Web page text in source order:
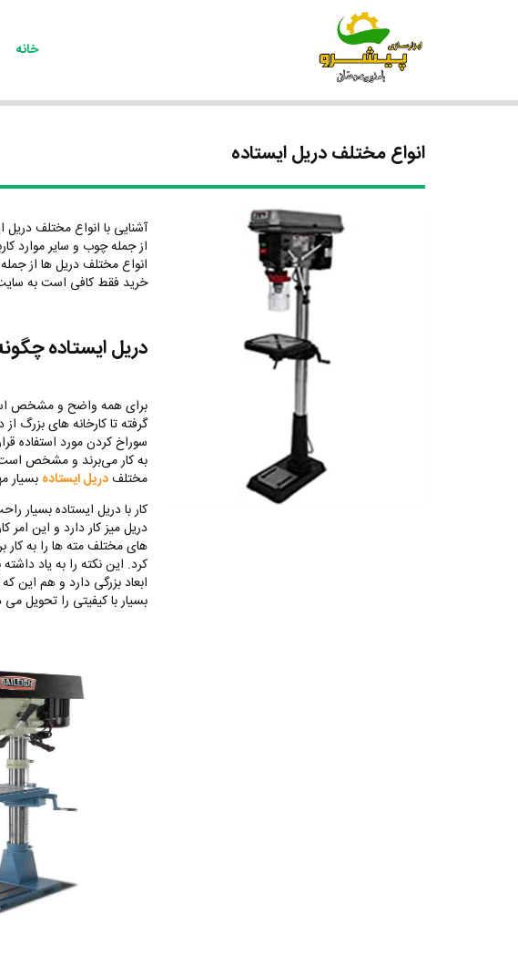
خانه
انواع مختلف دریل ایستاده
آشنایی با انواع مختلف
از جمله چوب و سایر موارد
انواع مختلف دریل ها از
خرید فقط کافی است به
دریل ایستاده
برای همه واضح و مشخص است
گرفته تا کارخانه های بزرگ
سوراخ کردن مورد استفاده
به کار می‌برند و مشخص است
مختلفدریل ایستاده بسیار
کار با دریل ایستاده بسیار
دریل میز کار دارد و این امر
های مختلف مته ها را به کار
کرد. این نکته را به یاد
ابعاد بزرگی دارد و هم این
بسیار با کیفیتی را تحویل